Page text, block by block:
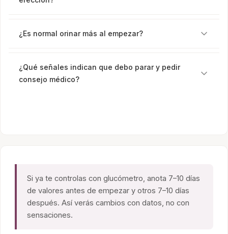
¿Es normal orinar más al empezar?
¿Qué señales indican que debo parar y pedir
consejo médico?
Si ya te controlas con glucómetro, anota 7–10 días
de valores antes de empezar y otros 7–10 días
después. Así verás cambios con datos, no con
sensaciones.